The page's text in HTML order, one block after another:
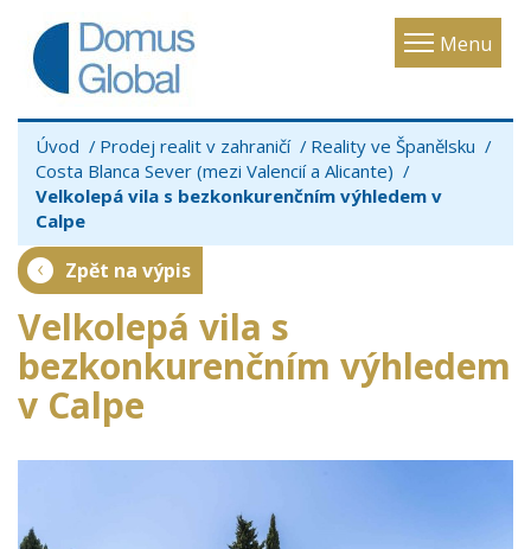
Menu
Toggle
Úvod Prodej realit v zahraničí
Reality ve Španělsku
Costa Blanca Sever (mezi Valencií a Alicante)
Velkolepá vila s bezkonkurenčním výhledem v
Calpe
Zpět na výpis
Velkolepá vila s
bezkonkurenčním výhledem
v Calpe